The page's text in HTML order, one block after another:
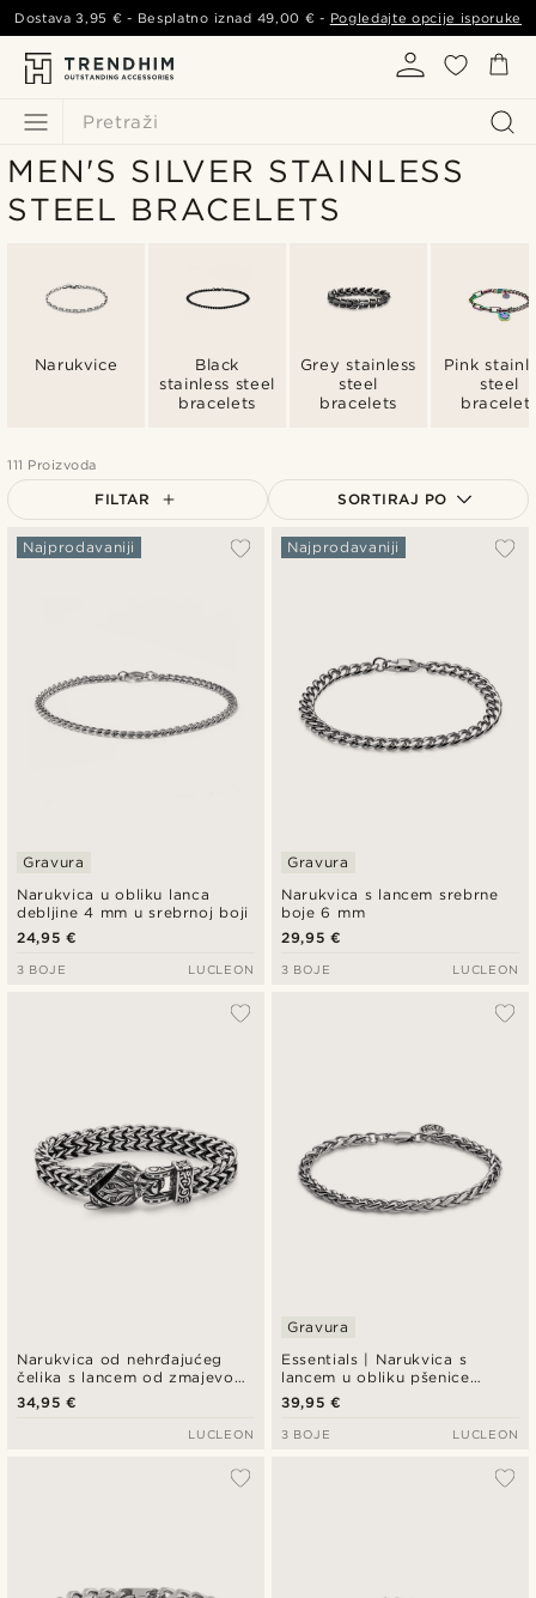
Pretraži
Dostava3,95 € - Besplatno iznad 49,00 € - Pogledajte opcije isporuke
MEN'S SILVER STAINLESS
STEEL BRACELETS
Narukvice
Black
stainless steel
bracelets
Grey stainless
steel
bracelets
Pink
steel
111 Proizvoda
FILTAR SORTIRAJ PO
Najpopularnije
Narukvica u obliku lanca
debljine 4 mm u srebrnoj boji
Najprodavaniji
Gravura
24,95 €
3 BOJE LUCLEON
Narukvica s lancem srebrne
boje 6 mm
Najprodavaniji
Gravura
29,95 €
3 BOJE LUCLEON
Narukvica od nehrđajućeg
čelika s lancem od zmajevog
repa srebrne boje
34,95 €
LUCLEON
Essentials | Narukvica s
lancem u obliku pšenice
srebrne boje, 5 mm
Gravura
39,95 €
3 BOJE LUCLEON